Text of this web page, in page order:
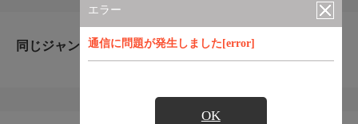
エラー
通信に問題が発生しました[error]
OK
同じジャンルのおすすめ番組